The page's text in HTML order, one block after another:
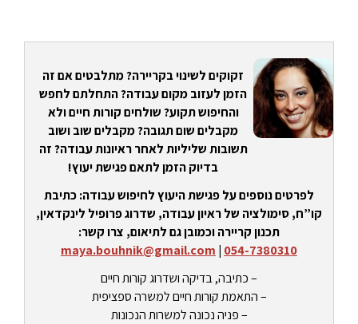
זקוקים לשינוי בקריירה? מתלבטים אם זה
הזמן לעזוב מקום עבודה? התחלתם לחפש
והחיפוש תקוע? שולחים קורות חיים ולא
מקבלים שום תגובה? מקבלים שוב ושוב
תשובות שליליות לאחר ראיונות עבודה? זה
בדיוק הזמן לתאם פגישת יעוץ!
לפרטים נוספים על פגישת היעוץ לחיפוש עבודה: כתיבת
קו”ח, סימולציה של ראיון עבודה, שדרוג פרופיל לינקדאין,
תכנון קריירה וכמובן גם לתיאום, צרו קשר:
054-7380310
|
maya.bouhnik@gmail.com
– כתיבה, בדיקה ושדרוג קורות חיים
– התאמת קורות חיים למשרה ספציפית
– פניה נכונה למשרות הנכונות